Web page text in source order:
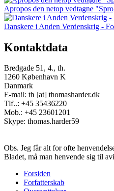
Apropos den netop vedtagne
Danskere i Anden Verdenskrig -
Kontaktdata
Bredgade 51, 4., th.
1260 København K
Danmark
E-mail: th [at] thomasharder.dk
Tlf..: +45 35436220
Mob.: +45 23601201
Skype: thomas.harder59
Obs. Jeg får alt for ofte
Bladet, må man henvende sig til
Footer
Forsiden
Forfatterskab